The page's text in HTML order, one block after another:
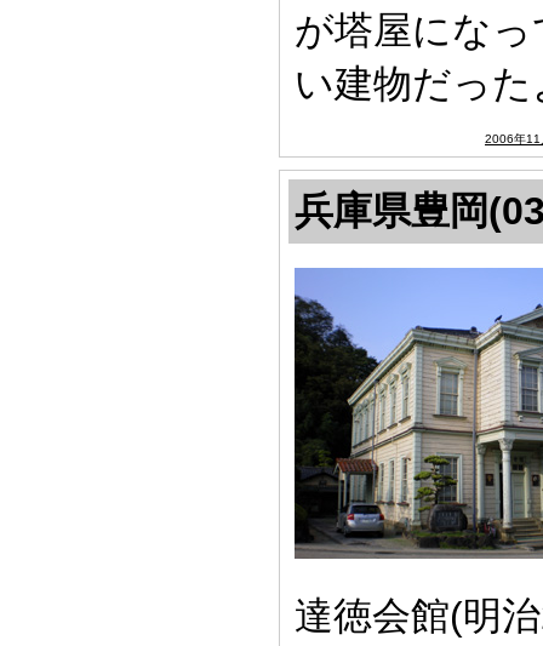
が塔屋にな
い建物だっ
2006年11
兵庫県豊岡
達徳会館(明